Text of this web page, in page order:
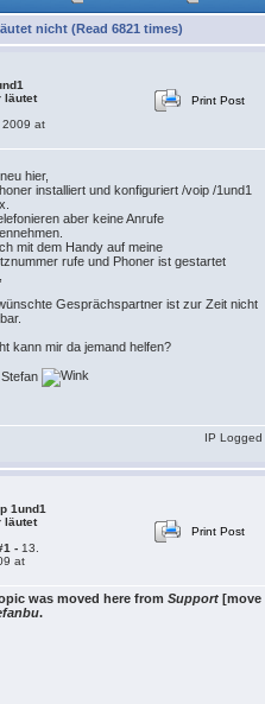
nicht (Read 6821 times)
läutet
2009 at
Print Post
hier,
installiert und konfiguriert /voip /1und1
aber keine Anrufe
mit dem Handy auf meine
rufe und Phoner ist gestartet
Gesprächspartner ist zur Zeit nicht
kann mir da jemand helfen?
IP Logged
1und1
läutet
- 13.
at
Print Post
was moved here from Support [move
.